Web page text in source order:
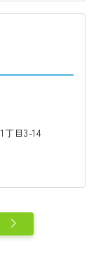
丁目3-14